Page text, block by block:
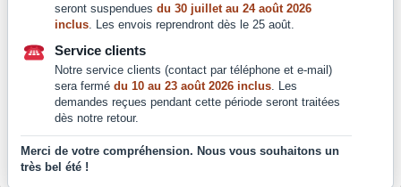
appareils. Le fait de consentir à ces technologies nous permettra de
traiter des données telles que le comportement de navigation ou les ID
uniques sur ce site. Le fait de ne pas consentir ou de retirer son
consentement peut avoir un effet négatif sur certaines caractéristiques
et fonctions.
Accepter
Mentions légales
Conditions générales de
vente et d'utilisation
confidentialité
seront suspendues du 30 juillet au 24 août 2026
inclus. Les envois reprendront dès le 25 août.
Service clients
Notre service clients (contact par téléphone et e-mail)
sera fermé du 10 au 23 août 2026 inclus. Les
demandes reçues pendant cette période seront traitées
dès notre retour.
Merci de votre compréhension. Nous vous souhaitons un
très bel été !